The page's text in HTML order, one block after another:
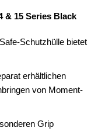
& 15 Series Black
Schutzhülle bietet
erhältlichen
von Moment-
Grip